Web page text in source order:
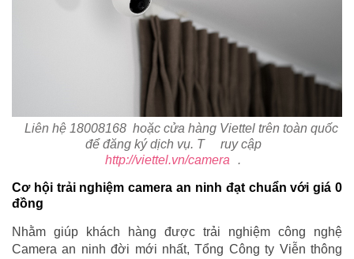
Liên hệ 18008168 hoặc cửa hàng Viettel trên toàn quốc
để đăng ký dịch vụ. T
ruy cập
http://viettel.vn/camera
.
Cơ hội trải nghiệm camera an ninh đạt chuẩn với giá 0
đồng
Nhằm giúp khách hàng được trải nghiệm công nghệ
Camera an ninh đời mới nhất, Tổng Công ty Viễn thông